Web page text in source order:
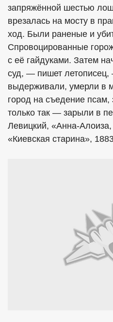
запряжённой шестью
врезалась на мосту в
ход. Были раненые и
Спровоцированные
с её гайдуками. Затем
суд, — пишет
выдерживали, умерли в
город на съедение псам,
только так — зарыли в
Левицкий, «Анна-
«Киевская старина»,